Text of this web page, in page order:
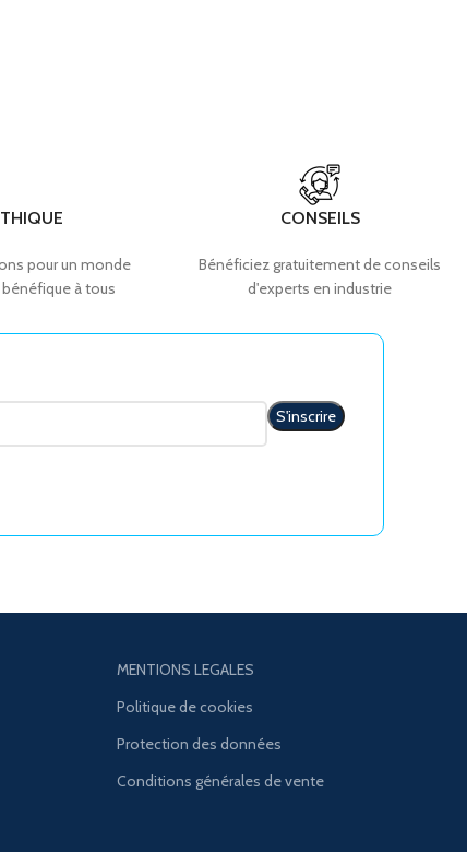
pour un monde
à tous
CONSEILS
Bénéficiez gratuitement de conseils
d'experts en industrie
MENTIONS LEGALES
Politique de cookies
Protection des données
Conditions générales de vente